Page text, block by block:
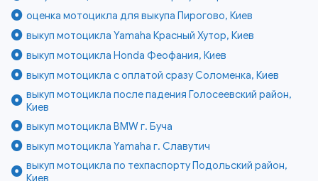
оценка мотоцикла для выкупа Пирогово, Киев
выкуп мотоцикла Yamaha Красный Хутор, Киев
выкуп мотоцикла Honda Феофания, Киев
выкуп мотоцикла с оплатой сразу Соломенка, Киев
выкуп мотоцикла после падения Голосеевский район,
Киев
выкуп мотоцикла BMW г. Буча
выкуп мотоцикла Yamaha г. Славутич
выкуп мотоцикла по техпаспорту Подольский район,
Киев